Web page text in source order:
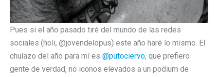
Pues si el año pasado tiré del mundo de las redes
sociales (holi, @jovendelopus) este año haré lo mismo. El
chulazo del año para mí es @putociervo, que prefiero
gente de verdad, no iconos elevados a un podium de